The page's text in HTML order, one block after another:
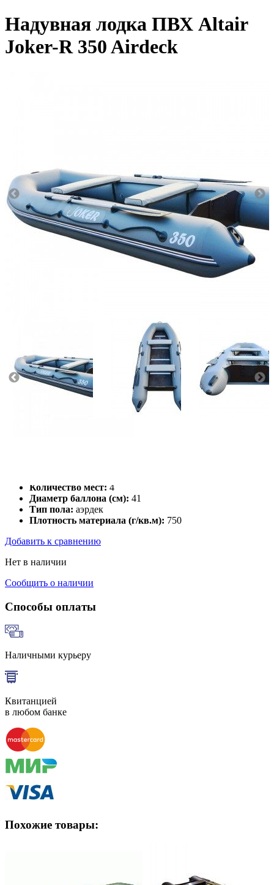
Надувная лодка ПВХ Altair
Joker-R 350 Airdeck
Количество мест: 4
Диаметр баллона (см): 41
Тип пола: аэрдек
Плотность материала (г/кв.м): 750
Добавить к сравнению
Нет в наличии
Сообщить о наличии
Способы оплаты
Наличными курьеру
Квитанцией
в любом банке
Похожие товары: